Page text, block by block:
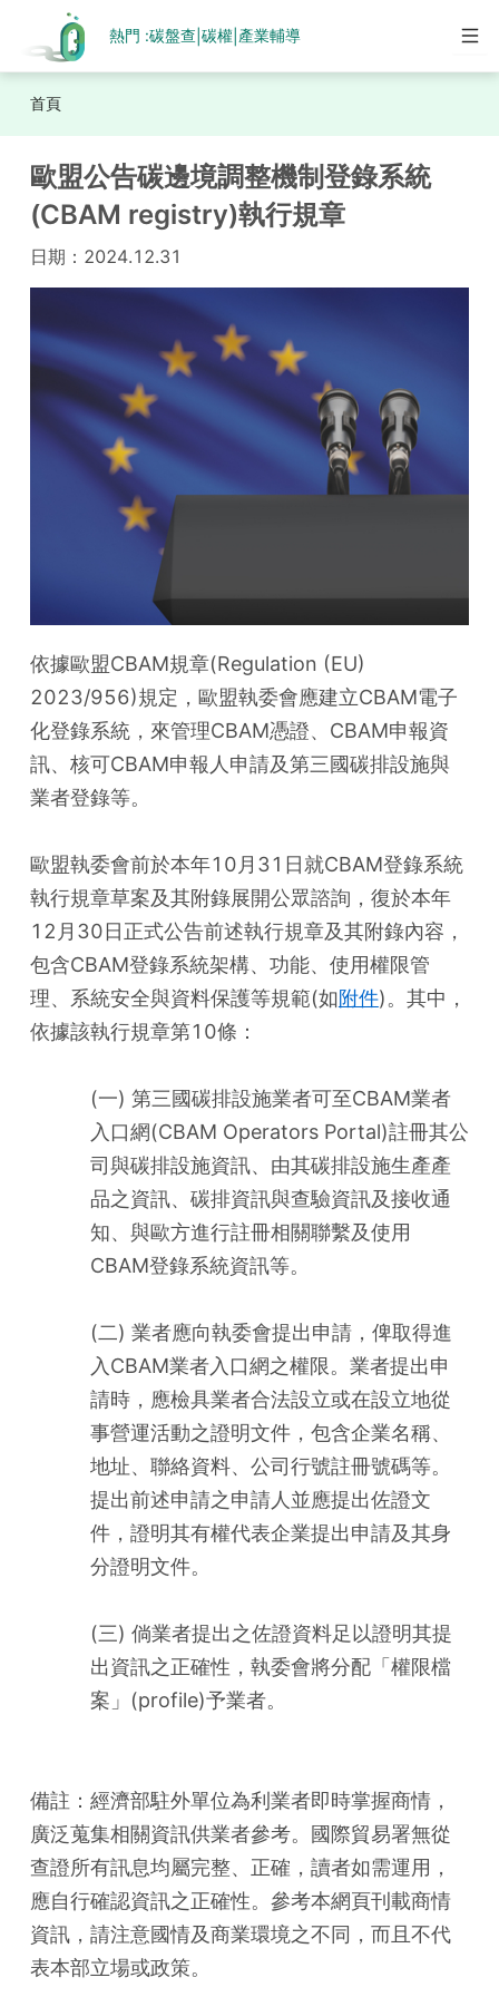
熱門 :碳盤查 碳權| 產業輔導
首頁
歐盟公告碳邊境調整機制登錄系統
(CBAM registry)執行規章
日期： 2024.12.31
依據歐盟CBAM規章(Regulation (EU)
2023/956)規定，歐盟執委會應建立CBAM電子
化登錄系統，來管理CBAM憑證、CBAM申報資
訊、核可CBAM申報人申請及第三國碳排設施與
業者登錄等。
歐盟執委會前於本年10月31日就CBAM登錄系統
執行規章草案及其附錄展開公眾諮詢，復於本年
12月30日正式公告前述執行規章及其附錄內容，
包含CBAM登錄系統架構、功能、使用權限管
理、系統安全與資料保護等規範(如附件)。其中，
依據該執行規章第10條：
(一) 第三國碳排設施業者可至CBAM業者
入口網(CBAM Operators Portal)註冊其公
司與碳排設施資訊、由其碳排設施生產產
品之資訊、碳排資訊與查驗資訊及接收通
知、與歐方進行註冊相關聯繫及使用
CBAM登錄系統資訊等。
(二) 業者應向執委會提出申請，俾取得進
入CBAM業者入口網之權限。業者提出申
請時，應檢具業者合法設立或在設立地從
事營運活動之證明文件，包含企業名稱、
地址、聯絡資料、公司行號註冊號碼等。
提出前述申請之申請人並應提出佐證文
件，證明其有權代表企業提出申請及其身
分證明文件。
(三) 倘業者提出之佐證資料足以證明其提
出資訊之正確性，執委會將分配「權限檔
案」(profile)予業者。
備註：經濟部駐外單位為利業者即時掌握商情，
廣泛蒐集相關資訊供業者參考。國際貿易署無從
查證所有訊息均屬完整、正確，讀者如需運用，
應自行確認資訊之正確性。參考本網頁刊載商情
資訊，請注意國情及商業環境之不同，而且不代
表本部立場或政策。